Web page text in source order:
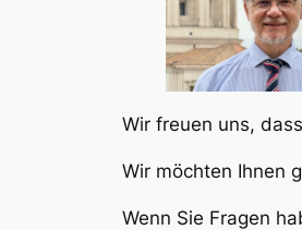
Wir freuen uns,
Wir möchten Ihnen
Wenn Sie Fragen